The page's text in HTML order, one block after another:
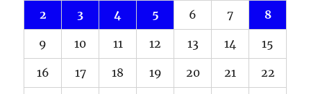
2 3 4 5 6 7 8
9 10 11 12 13 14 15
16 17 18 19 20 21 22